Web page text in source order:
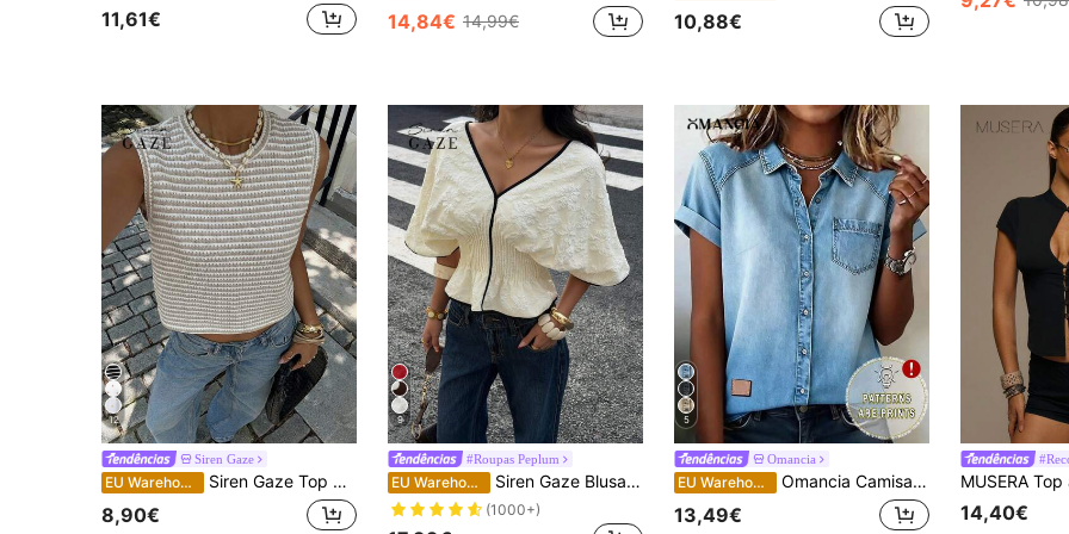
11,61€ 14,84€ 14,99€ 10,88€
12
Siren Gaze
EU Warehouse Siren Gaze Top de alças casual solto para mulher, adequado para verão e uso casual, verão para mulher, Y2k
8,90€
9
#Roupas Peplum
EU Warehouse Siren Gaze Blusa feminina de cor sólida com decote em V profundo, cintura franzida e barra com babados, elegante camisa ajustada com detalhes contrastantes.
(1000+)
5
Omancia
EU Warehouse Omancia Camisa feminina casual de manga curta com bolso e abotoamento simples, com efeito jeans.
13,49€ 14,40€